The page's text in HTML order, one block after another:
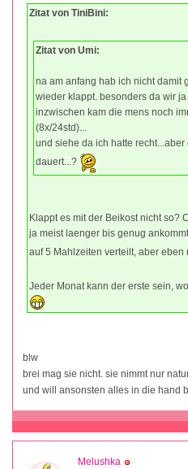
Zitat von TiniBini:
Zitat von Umi:
na am anfang hab ich nicht damit
wieder klappt. besonders da wir
inzwischen kam die mens noch
(8x/24std)...
und siehe da ich hatte
dauert...?
Klappt es mit der Beikost nicht so?
ja meist laenger bis genug
auf 5 Mahlzeiten verteilt, aber eben
Jeder Monat kann der erste sein,
blw
brei mag sie nicht. sie nimmt nur
und will ansonsten alles in die hand
Melushka